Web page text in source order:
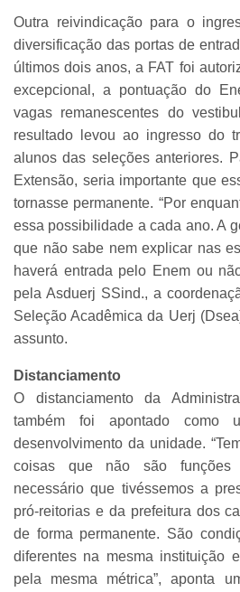
Outra reivindicação para o
diversificação das portas de
últimos dois anos, a FAT foi
excepcional, a pontuação do
vagas remanescentes do
resultado levou ao ingresso do
alunos das seleções anteriores.
Extensão, seria importante que
tornasse permanente. “Por
essa possibilidade a cada ano. A
que não sabe nem explicar nas
haverá entrada pelo Enem ou
pela Asduerj SSind., a
Seleção Acadêmica da Uerj
assunto.
Distanciamento
O distanciamento da
também foi apontado como
desenvolvimento da unidade.
coisas que não são funções
necessário que tivéssemos a
pró-reitorias e da prefeitura dos
de forma permanente. São
diferentes na mesma instituição
pela mesma métrica”, aponta